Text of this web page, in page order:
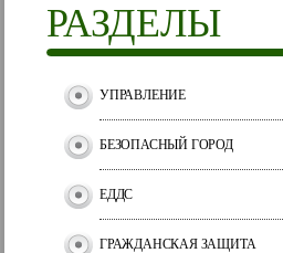
РАЗДЕЛЫ
УПРАВЛЕНИЕ
БЕЗОПАСНЫЙ ГОРОД
ЕДДС
ГРАЖДАНСКАЯ ЗАЩИТА